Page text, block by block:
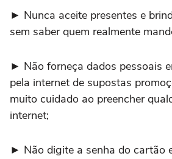
► Nunca aceite presentes e
sem saber quem realmente
► Não forneça dados pessoais
pela internet de supostas
muito cuidado ao preencher
internet;
► Não digite a senha do cartão